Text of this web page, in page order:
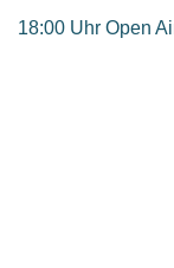
18:00 Uhr Open